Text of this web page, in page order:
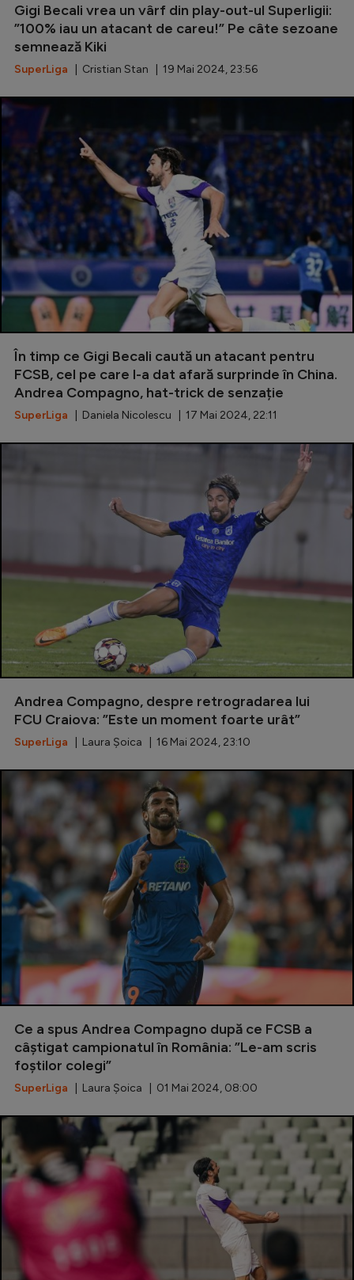
Gigi Becali vrea un vârf din play-out-ul Superligii:
”100% iau un atacant de careu!” Pe câte sezoane
semnează Kiki
SuperLiga | Cristian Stan | 19 Mai 2024, 23:56
În timp ce Gigi Becali caută un atacant pentru
FCSB, cel pe care l-a dat afară surprinde în China.
Andrea Compagno, hat-trick de senzație
SuperLiga | Daniela Nicolescu | 17 Mai 2024, 22:11
Andrea Compagno, despre retrogradarea lui
FCU Craiova: ”Este un moment foarte urât”
SuperLiga | Laura Șoica | 16 Mai 2024, 23:10
Ce a spus Andrea Compagno după ce FCSB a
câștigat campionatul în România: ”Le-am scris
foștilor colegi”
SuperLiga | Laura Șoica | 01 Mai 2024, 08:00